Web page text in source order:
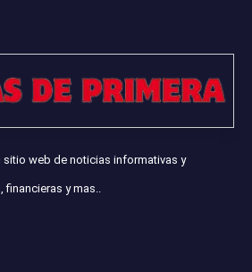
sitio web de noticias informativas y
y mas..